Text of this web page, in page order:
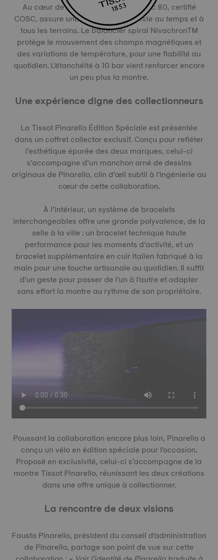
Au cœur de la montre, le Powermatic 80, certifié
COSC, assure une précision qui résiste au temps et à
tous les terrains. Le balancier spiral NivachronTM
protège le mouvement des champs magnétiques et
des variations de température, pour une fiabilité au
quotidien. L'étanchéité à 10 bar vient renforcer encore
un peu plus la montre.
Une expérience digne des collectionneurs
La Tissot Pinarello Édition Spéciale est présentée
dans un coffret collector exclusif. Conçu pour refléter
l’esthétique épurée des deux marques, celui-ci
s’accompagne d’un manchon orné de dessins
originaux de Pinarello, clin d’œil subtil à l'ingénierie au
cœur de cette collaboration.
À l’intérieur, un système de bracelets
interchangeables offre une grande polyvalence, de la
selle à la ville : un bracelet technique haute
performance pour les moments d’activité, et un
bracelet supplémentaire en cuir italien fabriqué à la
main pour une touche artisanale au quotidien. Il suffit
d'un geste pour passer de l'un à l'autre et adapter
sans effort la montre au rythme de son propriétaire.
Poussant la collaboration encore plus loin, Pinarello a
conçu un vélo en édition spéciale pour l'occasion.
Proposé en exclusivité, celui-ci s’accompagne de la
montre Tissot Pinarello, réunissant les deux créations
dans une offre unique à collectionner.
La rencontre de deux visions
Fausto Pinarello, président du conseil d'administration
de Pinarello, partage son point de vue sur cette